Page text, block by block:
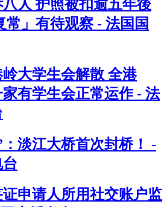
人 护照被扣逾五年後
常」有待观察 - 法国国
大学生会解散 全港
家有学生会正常运作 - 法
淡江大桥首次封桥！ -
申请人所用社交账户监